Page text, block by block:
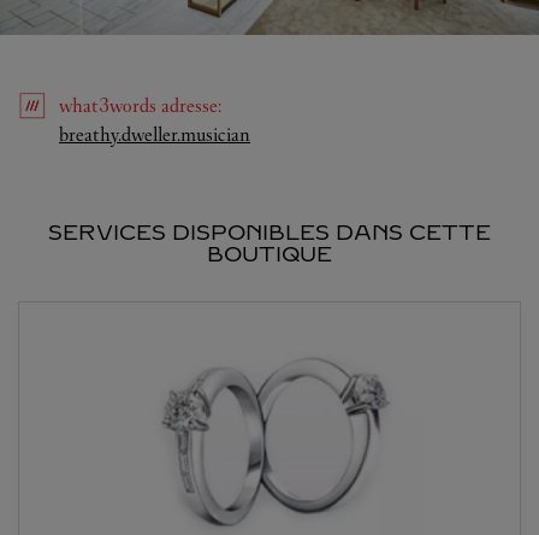
what3words adresse:
breathy.dweller.musician
SERVICES DISPONIBLES DANS CETTE
BOUTIQUE